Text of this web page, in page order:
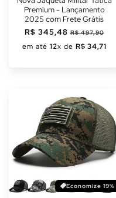
Premium - Lançamento
2025 com Frete Grátis
Preço
normal
R$ 345,48 Preço
promocional
R$ 497,90
em até 12x de R$ 34,71
Economize 19%